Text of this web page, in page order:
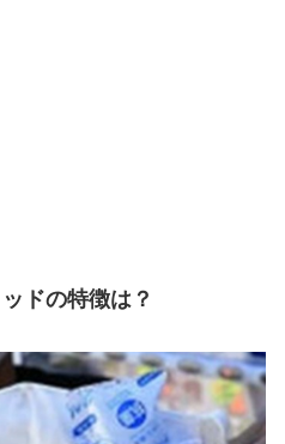
ドの特徴は？